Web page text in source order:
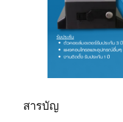
สารบัญ